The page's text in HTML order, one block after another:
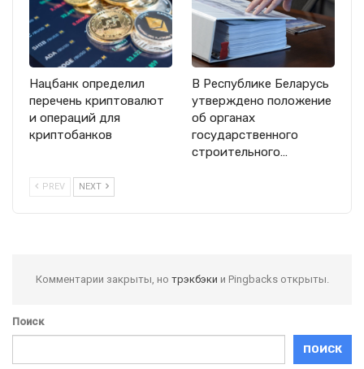
Нацбанк определил
перечень криптовалют
и операций для
криптобанков
В Республике Беларусь
утверждено положение
об органах
государственного
строительного…
PREV NEXT
Комментарии закрыты, но трэкбэки и Pingbacks открыты.
Поиск
ПОИСК